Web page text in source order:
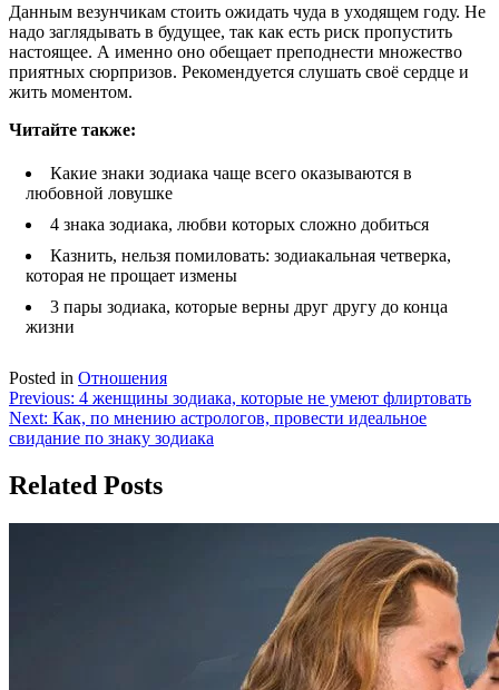
Данным везунчикам стоить ожидать чуда в уходящем году. Не
надо заглядывать в будущее, так как есть риск пропустить
настоящее. А именно оно обещает преподнести множество
приятных сюрпризов. Рекомендуется слушать своё сердце и
жить моментом.
Читайте также:
Какие знаки зодиака чаще всего оказываются в
любовной ловушке
4 знака зодиака, любви которых сложно добиться
Казнить, нельзя помиловать: зодиакальная четверка,
которая не прощает измены
3 пары зодиака, которые верны друг другу до конца
жизни
Posted in Отношения
Навигация
по
Previous: 4 женщины зодиака, которые не умеют флиртовать
Next: Как, по мнению астрологов, провести идеальное
свидание по знаку зодиака
Related Posts